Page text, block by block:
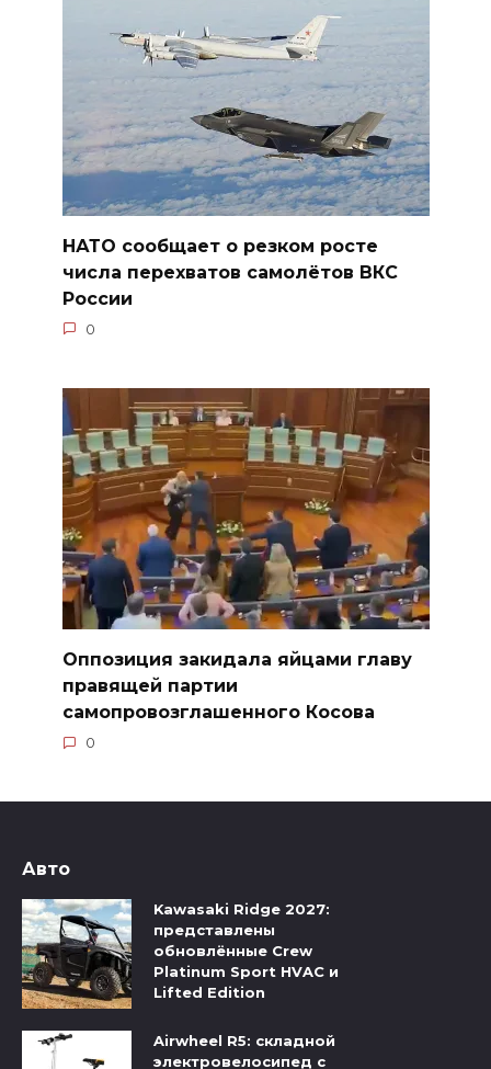
НАТО сообщает о резком росте
числа перехватов самолётов ВКС
России
0
Оппозиция закидала яйцами главу
правящей партии
самопровозглашенного Косова
0
Авто
Kawasaki Ridge 2027:
представлены
обновлённые Crew
Platinum Sport HVAC и
Lifted Edition
Airwheel R5: складной
электровелосипед с